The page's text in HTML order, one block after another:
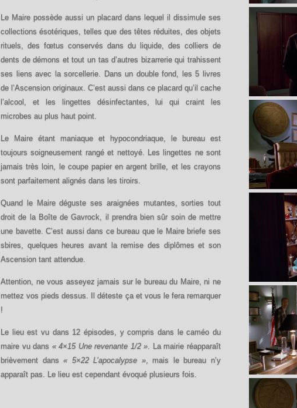
Le Maire possède aussi un placard dans lequel il dissimule ses
collections ésotériques, telles que des têtes réduites, des objets
rituels, des fœtus conservés dans du liquide, des colliers de
dents de démons et tout un tas d’autres bizarrerie qui trahissent
ses liens avec la sorcellerie. Dans un double fond, les 5 livres
de l’Ascension originaux. C’est aussi dans ce placard qu’il cache
l’alcool, et les lingettes désinfectantes, lui qui craint les
microbes au plus haut point.
Le Maire étant maniaque et hypocondriaque, le bureau est
toujours soigneusement rangé et nettoyé. Les lingettes ne sont
jamais très loin, le coupe papier en argent brille, et les crayons
sont parfaitement alignés dans les tiroirs.
Quand le Maire déguste ses araignées mutantes, sorties tout
droit de la Boîte de Gavrock, il prendra bien sûr soin de mettre
une bavette. C’est aussi dans ce bureau que le Maire briefe ses
sbires, quelques heures avant la remise des diplômes et son
Ascension tant attendue.
Attention, ne vous asseyez jamais sur le bureau du Maire, ni ne
mettez vos pieds dessus. Il déteste ça et vous le fera remarquer
!
Le lieu est vu dans 12 épisodes, y compris dans le caméo du
maire vu dans « 4×15 Une revenante 1/2 » . La mairie réapparaît
brièvement dans« 5×22 L’apocalypse », mais le bureau n’y
apparaît pas. Le lieu est cependant évoqué plusieurs fois.